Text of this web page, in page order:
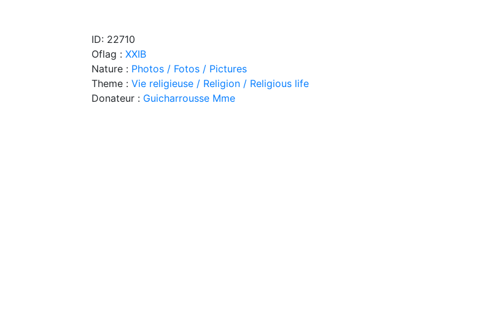
ID: 22710
Oflag : XXIB
Nature : Photos / Fotos / Pictures
Theme : Vie religieuse / Religion / Religious life
Donateur : Guicharrousse Mme